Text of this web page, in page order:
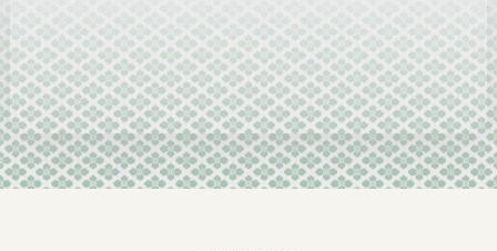
2024-11
2024-10
2024-09